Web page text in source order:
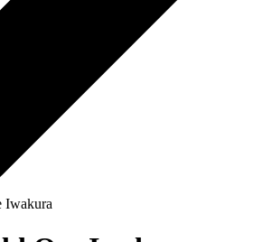
Iwakura